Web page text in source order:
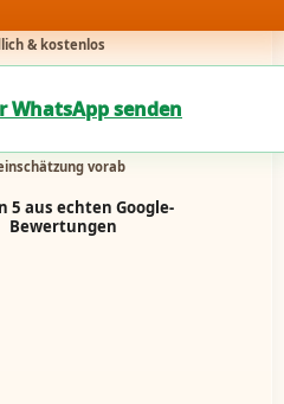
& kostenlos
WhatsApp senden
vorab
5 aus echten Google-
Bewertungen